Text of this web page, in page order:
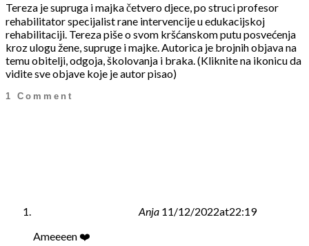
Tereza je supruga i majka četvero djece, po struci profesor
rehabilitator specijalist rane intervencije u edukacijskoj
rehabilitaciji. Tereza piše o svom kršćanskom putu posvećenja
kroz ulogu žene, supruge i majke. Autorica je brojnih objava na
temu obitelji, odgoja, školovanja i braka. (Kliknite na ikonicu da
vidite sve objave koje je autor pisao)
1 Comment
Anja 11/12/2022at22:19
Ameeeen ❤️